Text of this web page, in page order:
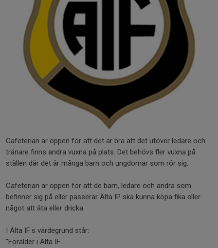
Cafeterian är öppen för att det är bra att det utöver ledare och
tränare finns andra vuxna på plats. Det behövs fler vuxna på
ställen där det är många barn och ungdomar som rör sig.
Cafeterian är öppen för att de barn, ledare och andra som
befinner sig på eller passerar Älta IP ska kunna köpa fika eller
något att äta eller dricka.
I Älta IF:s värdegrund står:
"Förälder i Älta IF